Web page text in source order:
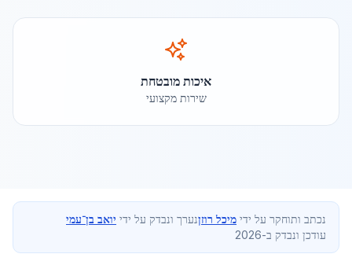
איכות מובטחת
שירות מקצועי
נכתב ותוחקר על ידי מיכל רוזןנערך ונבדק על ידי יואב בן־עמי
עודכן ונבדק ב-2026